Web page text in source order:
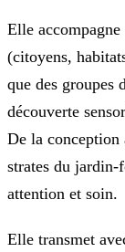
Elle accompagne
(citoyens,
que des groupes
découverte
De la conception
strates du jardin-
attention et soin.
Elle transmet